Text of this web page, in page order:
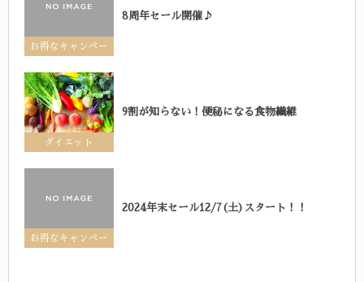
お得なキャンペー
8周年セール開催♪
ダイエット
9割が知らない！便秘になる食物繊維
お得なキャンペー
2024年末セール12/7(土)スタート！！